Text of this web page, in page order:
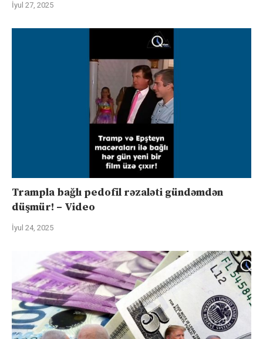
İyul 27, 2025
Trampla bağlı pedofil rəzaləti gündəmdən
düşmür! – Video
İyul 24, 2025